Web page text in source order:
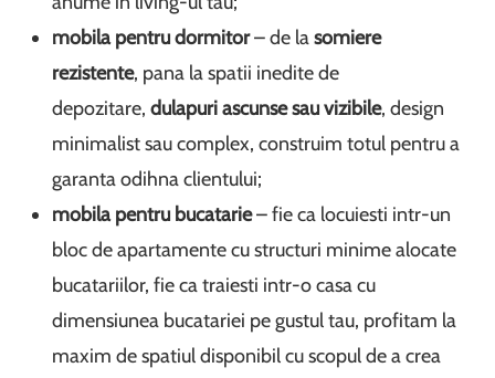
mobila pentru dormitor– de lasomiere
rezistente, pana la spatii inedite de
depozitare,dulapuri ascunse sau vizibile, design
minimalist sau complex, construim totul pentru a
garanta odihna clientului;
mobila pentru bucatarie– fie ca locuiesti intr-un
bloc de apartamente cu structuri minime alocate
bucatariilor, fie ca traiesti intr-o casa cu
dimensiunea bucatariei pe gustul tau, profitam la
maxim de spatiul disponibil cu scopul de a crea